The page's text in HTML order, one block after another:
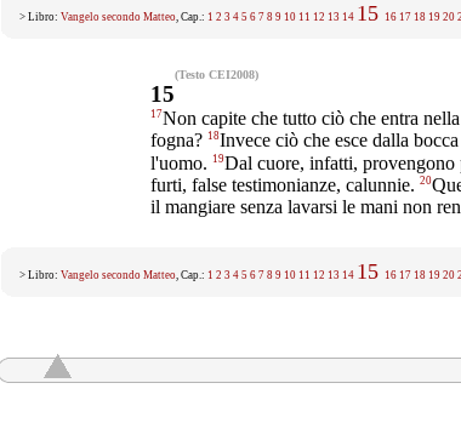
> Libro: Vangelo secondo Matteo, Cap.: 1 2 3 4 5 6 7 8 9 10 11 12 13 14 15 16 17 18 19 20
(Testo CEI2008)
15
17Non capite che tutto ciò che entra
fogna? 18Invece ciò che esce dalla
l'uomo. 19Dal cuore, infatti,
furti, false testimonianze, calunnie. 20
il mangiare senza lavarsi le mani non
> Libro: Vangelo secondo Matteo, Cap.: 1 2 3 4 5 6 7 8 9 10 11 12 13 14 15 16 17 18 19 20